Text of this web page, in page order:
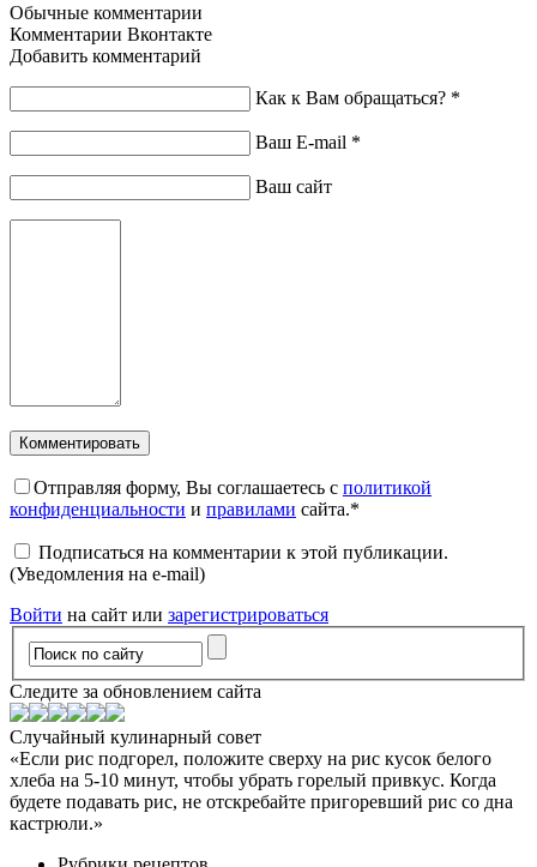
Обычные комментарии
Комментарии Вконтакте
Добавить комментарий
Как к Вам обращаться? *
Ваш E-mail *
Ваш сайт
Отправляя форму, Вы соглашаетесь с политикой
конфиденциальности и правилами сайта.*
Подписаться на комментарии к этой публикации.
(Уведомления на e-mail)
Войти на сайт или зарегистрироваться
Следите за обновлением сайта
Случайный кулинарный совет
«Если рис подгорел, положите сверху на рис кусок белого
хлеба на 5-10 минут, чтобы убрать горелый привкус. Когда
будете подавать рис, не отскребайте пригоревший рис со дна
кастрюли.»